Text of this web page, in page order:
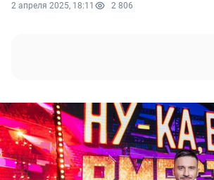
2 апреля 2025, 18:11 2 806